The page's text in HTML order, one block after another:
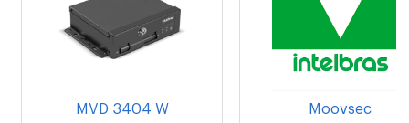
MVD 3404 W Moovsec